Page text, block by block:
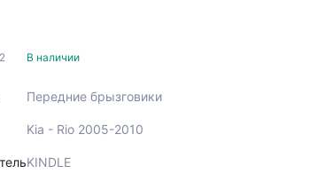
В наличии
Передние брызговики
Kia - Rio 2005-2010
KINDLE